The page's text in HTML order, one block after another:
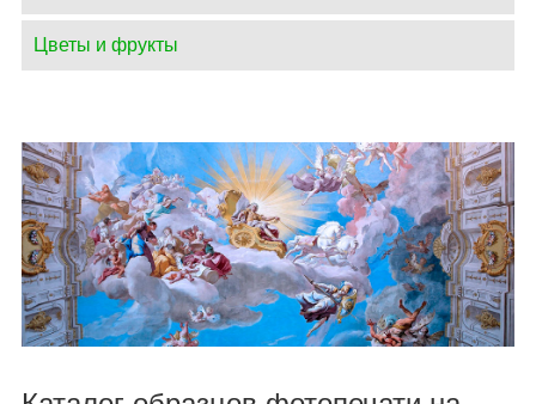
Цветы и фрукты